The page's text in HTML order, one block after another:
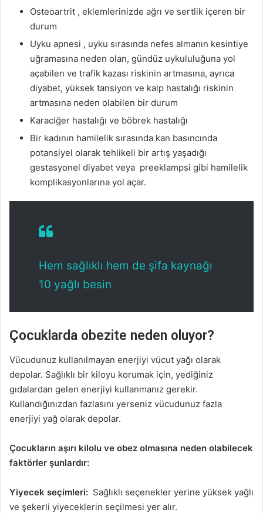
Osteoartrit , eklemlerinizde ağrı ve sertlik içeren bir
durum
Uyku apnesi , uyku sırasında nefes almanın kesintiye
uğramasına neden olan, gündüz uykululuğuna yol
açabilen ve trafik kazası riskinin artmasına, ayrıca
diyabet, yüksek tansiyon ve kalp hastalığı riskinin
artmasına neden olabilen bir durum
Karaciğer hastalığı ve böbrek hastalığı
Bir kadının hamilelik sırasında kan basıncında
potansiyel olarak tehlikeli bir artış yaşadığı
gestasyonel diyabet veya preeklampsi gibi hamilelik
komplikasyonlarına yol açar.
Hem sağlıklı hem de şifa kaynağı
10 yağlı besin
Çocuklarda obezite neden oluyor?
Vücudunuz kullanılmayan enerjiyi vücut yağı olarak
depolar. Sağlıklı bir kiloyu korumak için, yediğiniz
gıdalardan gelen enerjiyi kullanmanız gerekir.
Kullandığınızdan fazlasını yerseniz vücudunuz fazla
enerjiyi yağ olarak depolar.
Çocukların aşırı kilolu ve obez olmasına neden olabilecek
faktörler şunlardır:
Yiyecek seçimleri: Sağlıklı seçenekler yerine yüksek yağlı
ve şekerli yiyeceklerin seçilmesi yer alır.